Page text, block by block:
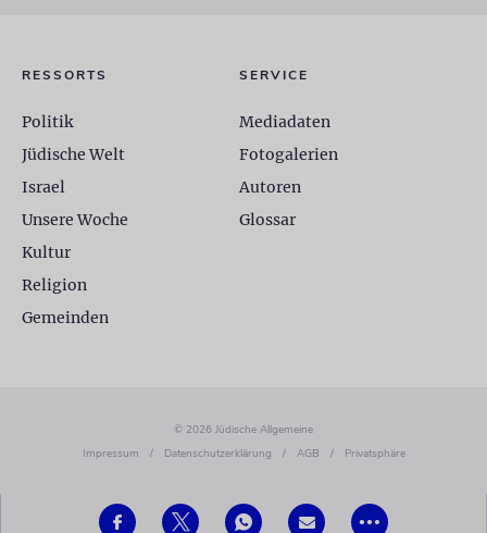
•••
RESSORTS
Politik
Jüdische Welt
Israel
Unsere Woche
Kultur
Religion
Gemeinden
SERVICE
Mediadaten
Fotogalerien
Autoren
Glossar
© 2026 Jüdische Allgemeine
Impressum
/ Datenschutzerklärung / AGB / Privatsphäre